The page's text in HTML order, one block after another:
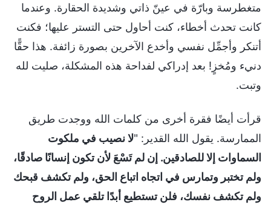
متغطرسة وبارّة في عينّ ذاتي وشديدة الحقارة. وعندما
كانت تحدث أخطاء، كنت أحاول حتى التستر عليها؛ فكنت
أتنكر وأجمِّل نفسي وأخدع الآخرين بصورة زائفة. هذا حقًّا
دنيء ومُخزٍ! بعد إدراكي لفداحة هذه المشكلة، صليت لله
وتبت.
قرأت أيضًا فقرة أخرى من كلمات الله ووجدت طريق
الممارسة. يقول الله القدير: "لا نصيب في ملكوت
السماوات إلا للصادقين. إن لم تَسْعَ لأن تكون إنسانًا صادقًا،
ولم تختبر وتمارس في اتجاه اتباع الحق، ولم تكشف قبحك
ولم تكشف نفسك، فلن تستطيع أبدًا تلقي عمل الروح